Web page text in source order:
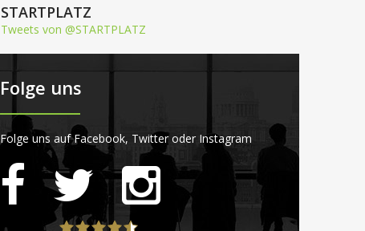
STARTPLATZ
Tweets von @STARTPLATZ
Folge uns
Folge uns auf Facebook, Twitter oder Instagram